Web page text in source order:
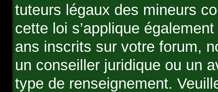
tuteurs légaux des mineurs
cette loi s’applique
ans inscrits sur votre forum,
un conseiller juridique ou un
type de renseignement.